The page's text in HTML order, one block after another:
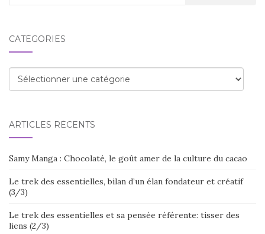
CATÉGORIES
Catégories
ARTICLES RÉCENTS
Samy Manga : Chocolaté, le goût amer de la culture du cacao
Le trek des essentielles, bilan d’un élan fondateur et créatif
(3/3)
Le trek des essentielles et sa pensée référente: tisser des
liens (2/3)